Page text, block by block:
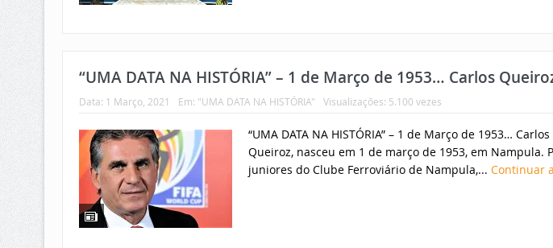
“UMA DATA NA HISTÓRIA” – 1 de Março de 1953… Carlos
Data: 1 Março, 2021 Em: "UMA DATA NA HISTÓRIA" Visualizações: 5.100 vezes
“UMA DATA NA HISTÓRIA” – 1 de Março de 1953…
Queiroz, nasceu em 1 de março de 1953, em Nampula.
juniores do Clube Ferroviário de Nampula,... Continuar